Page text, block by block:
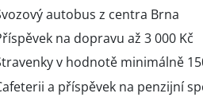
autobus z centra Brna
na dopravu až 3 000 Kč
v hodnotě minimálně
a příspěvek na penzijní